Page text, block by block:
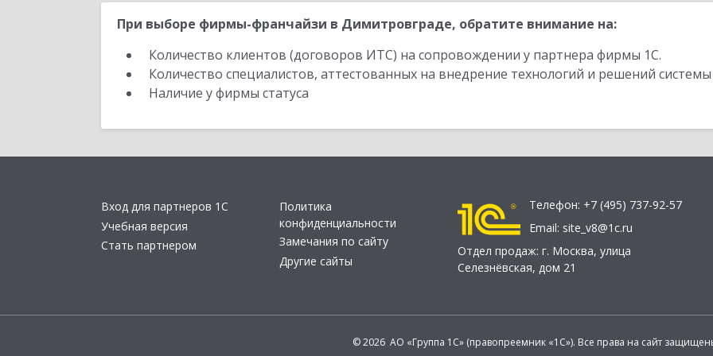
При выборе фирмы-франчайзи в Димитровграде, обратите внимание на:
Количество клиентов (договоров ИТС) на сопровождении у партнера фирмы 1С.
Количество специалистов, аттестованных на внедрение технологий и решений
Наличие у фирмы статуса
Вход для партнеров 1С
Учебная версия
Стать партнером
Политика
конфиденциальности
Замечания по сайту
Другие сайты
Телефон: +7 (495) 737-92-57
Email: site_v8@1c.ru
Отдел продаж: г. Москва, улица
Селезнёвская, дом 21
© 2026 АО «Группа 1С» (правопреемник «1С»). Все права на сайт